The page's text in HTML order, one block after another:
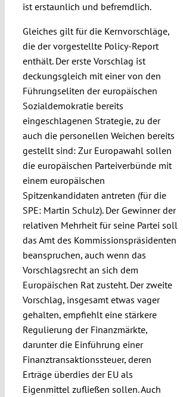
ist erstaunlich und befremdlich.
Gleiches gilt für die Kernvorschläge,
die der vorgestellte Policy-Report
enthält. Der erste Vorschlag ist
deckungsgleich mit einer von den
Führungseliten der europäischen
Sozialdemokratie bereits
eingeschlagenen Strategie, zu der
auch die personellen Weichen bereits
gestellt sind: Zur Europawahl sollen
die europäischen Parteiverbünde mit
einem europäischen
Spitzenkandidaten antreten (für die
SPE: Martin Schulz). Der Gewinner der
relativen Mehrheit für seine Partei soll
das Amt des Kommissionspräsidenten
beanspruchen, auch wenn das
Vorschlagsrecht an sich dem
Europäischen Rat zusteht. Der zweite
Vorschlag, insgesamt etwas vager
gehalten, empfiehlt eine stärkere
Regulierung der Finanzmärkte,
darunter die Einführung einer
Finanztransaktionssteuer, deren
Erträge überdies der EU als
Eigenmittel zufließen sollen. Auch